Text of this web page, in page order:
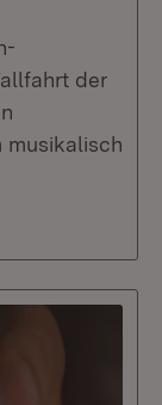
der
musikalisch